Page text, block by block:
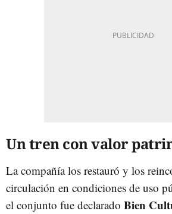
Un tren con valor
La compañía los restauró y los
circulación en condiciones de uso
el conjunto fue declarado Bien